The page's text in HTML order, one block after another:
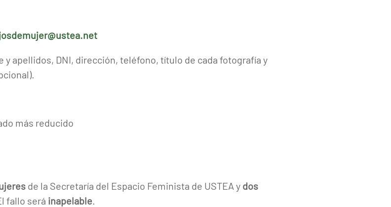
apellidos, DNI, dirección, teléfono, título de cada fotografía y
más reducido
de la Secretaría del Espacio Feminista de USTEA y dos
fallo será inapelable